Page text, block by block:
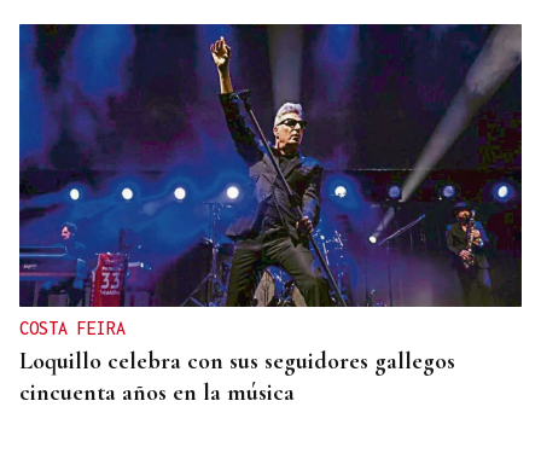
COSTA FEIRA
Loquillo celebra con sus seguidores gallegos
cincuenta años en la música